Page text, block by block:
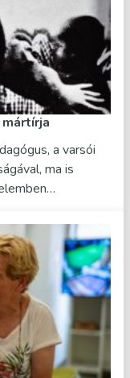
mártírja
a varsói
ma is